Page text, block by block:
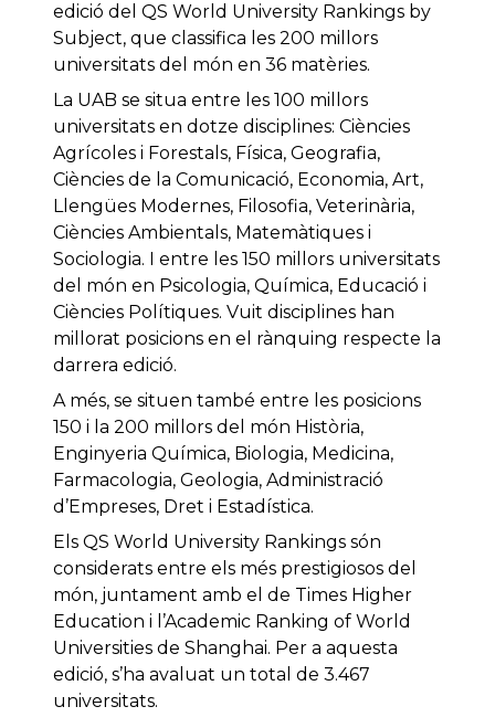
edició del QS World University Rankings by
Subject, que classifica les 200 millors
universitats del món en 36 matèries.
La UAB se situa entre les 100 millors
universitats en dotze disciplines: Ciències
Agrícoles i Forestals, Física, Geografia,
Ciències de la Comunicació, Economia, Art,
Llengües Modernes, Filosofia, Veterinària,
Ciències Ambientals, Matemàtiques i
Sociologia. I entre les 150 millors universitats
del món en Psicologia, Química, Educació i
Ciències Polítiques. Vuit disciplines han
millorat posicions en el rànquing respecte la
darrera edició.
A més, se situen també entre les posicions
150 i la 200 millors del món Història,
Enginyeria Química, Biologia, Medicina,
Farmacologia, Geologia, Administració
d’Empreses, Dret i Estadística.
Els QS World University Rankings són
considerats entre els més prestigiosos del
món, juntament amb el de Times Higher
Education i l’Academic Ranking of World
Universities de Shanghai. Per a aquesta
edició, s’ha avaluat un total de 3.467
universitats.